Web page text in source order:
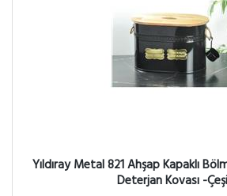
Yıldıray Metal 821 Ahşap Kapaklı
Deterjan Kovası -